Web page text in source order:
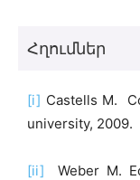
Հղումներ
[i] Castells M.
university, 2009.
[ii] Weber M.